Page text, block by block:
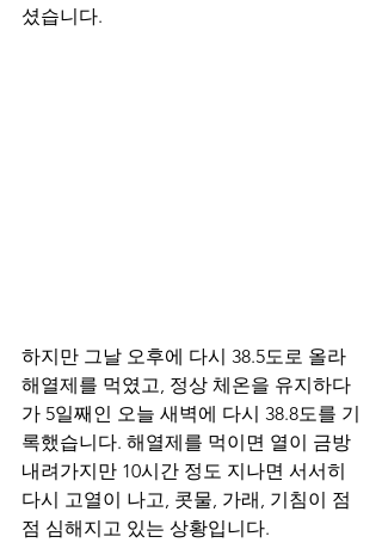
셨습니다.
하지만 그날 오후에 다시 38.5도로 올라
해열제를 먹였고, 정상 체온을 유지하다
가 5일째인 오늘 새벽에 다시 38.8도를 기
록했습니다. 해열제를 먹이면 열이 금방
내려가지만 10시간 정도 지나면 서서히
다시 고열이 나고, 콧물, 가래, 기침이 점
점 심해지고 있는 상황입니다.